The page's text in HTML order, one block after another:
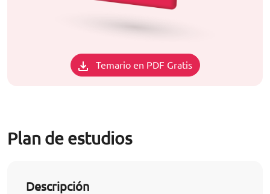
Temario en PDF Gratis
Plan de estudios
Descripción